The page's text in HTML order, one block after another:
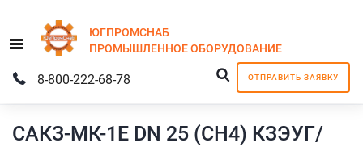
Menu
ЮГПРОМСНАБ
ПРОМЫШЛЕННОЕОБОРУДОВАНИЕ
ОТПРАВИТЬ ЗАЯВКУ
8-800-222-68-78
САКЗ-МК-1Е DN 25 (СН4) КЗЭУГ/